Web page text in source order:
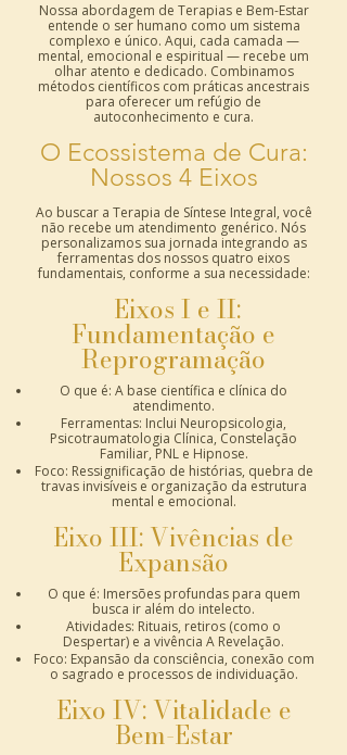
Nossa abordagem de Terapias e Bem-Estar
entende o ser humano como um sistema
complexo e único. Aqui, cada camada —
mental, emocional e espiritual — recebe um
olhar atento e dedicado. Combinamos
métodos científicos com práticas ancestrais
para oferecer um refúgio de
autoconhecimento e cura.
O Ecossistema de Cura:
Nossos 4 Eixos
Ao buscar a Terapia de Síntese Integral, você
não recebe um atendimento genérico. Nós
personalizamos sua jornada integrando as
ferramentas dos nossos quatro eixos
fundamentais, conforme a sua necessidade:
Eixos I e II:
Fundamentação e
Reprogramação
O que é: A base científica e clínica do
atendimento.
Ferramentas: Inclui Neuropsicologia,
Psicotraumatologia Clínica, Constelação
Familiar, PNL e Hipnose.
Foco: Ressignificação de histórias, quebra de
travas invisíveis e organização da estrutura
mental e emocional.
Eixo III: Vivências de
Expansão
O que é: Imersões profundas para quem
busca ir além do intelecto.
Atividades: Rituais, retiros (como o
Despertar) e a vivência A Revelação.
Foco: Expansão da consciência, conexão com
o sagrado e processos de individuação.
Eixo IV: Vitalidade e
Bem-Estar